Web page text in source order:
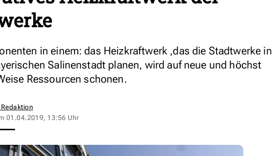
in einem: das Heizkraftwerk ,das die Stadtwerke in
Salinenstadt planen, wird auf neue und höchst
Ressourcen schonen.
01.04.2019, 13:56 Uhr